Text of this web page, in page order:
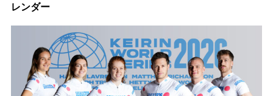
レンダー